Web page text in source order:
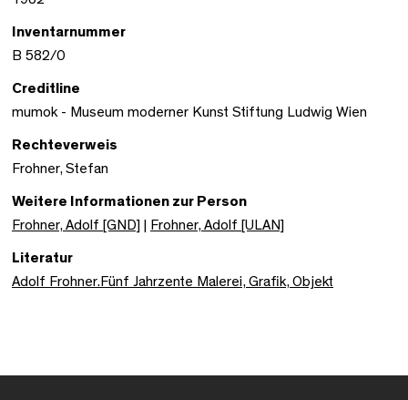
Inventarnummer
B 582/0
Creditline
mumok - Museum moderner Kunst Stiftung Ludwig Wien
Rechteverweis
Frohner, Stefan
Weitere Informationen zur Person
Frohner, Adolf [GND]
Frohner, Adolf [ULAN]
Literatur
Adolf Frohner.Fünf Jahrzente Malerei, Grafik, Objekt